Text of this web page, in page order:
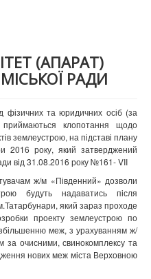
(АПАРАТ)
РАДИ
фізичних та юридичних осіб (за
клопотання щодо
землеустрою, на підставі плану
2016 року, який затверджений
від 31.08.2016 року №161-VII
ж/м «Південний» дозволи
будуть надаватись після
який зараз проходе
проекту землеустрою по
меж, з урахуванням ж/
очисними, свинокомплексу та
нових меж міста Верховною